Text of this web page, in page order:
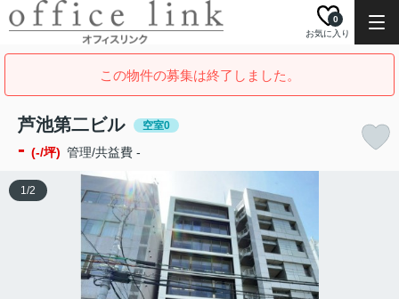
お気に入り
0
この物件の募集は終了しました。
芦池第二ビル 空室0
- (-/坪) 管理/共益費 -
1/2